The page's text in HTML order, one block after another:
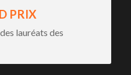
PRIX
lauréats des